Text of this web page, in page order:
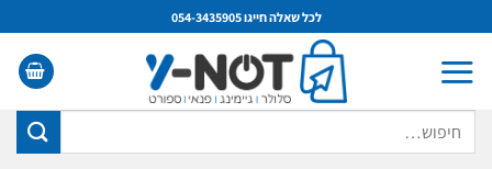
to
content
לכל שאלה חייגו 054-3435905